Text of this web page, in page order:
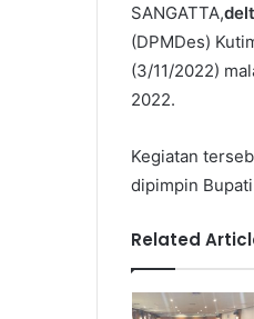
SANGATTA,
(DPMDes)
(3/11/2022)
2022.
Kegiatan
dipimpin
Related